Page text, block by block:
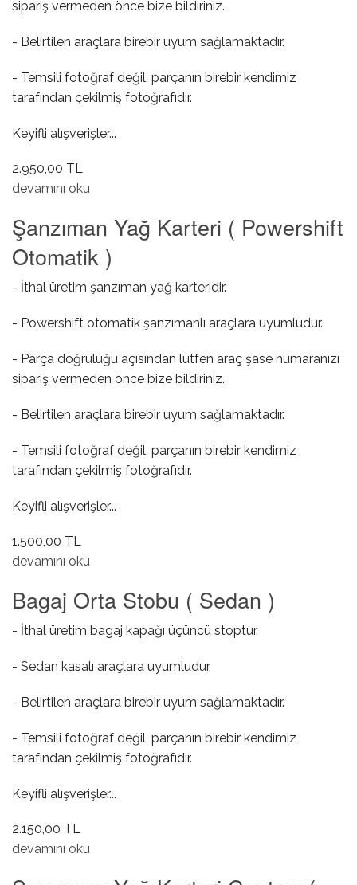
sipariş vermeden önce bize bildiriniz.
- Belirtilen araçlara birebir uyum sağlamaktadır.
- Temsili fotoğraf değil, parçanın birebir kendimiz
tarafından çekilmiş fotoğrafıdır.
Keyifli alışverişler...
2.950,00 TL
Şanzıman Kavrama Dış Kapağı ( Keçeli / Powershift )
devamını oku
Şanzıman Yağ Karteri ( Powershift
Otomatik )
- İthal üretim şanzıman yağ karteridir.
- Powershift otomatik şanzımanlı araçlara uyumludur.
- Parça doğruluğu açısından lütfen araç şase numaranızı
sipariş vermeden önce bize bildiriniz.
- Belirtilen araçlara birebir uyum sağlamaktadır.
- Temsili fotoğraf değil, parçanın birebir kendimiz
tarafından çekilmiş fotoğrafıdır.
Keyifli alışverişler...
1.500,00 TL
Şanzıman Yağ Karteri ( Powershift Otomatik ) hakkında
devamını oku
Bagaj Orta Stobu ( Sedan )
- İthal üretim bagaj kapağı üçüncü stoptur.
- Sedan kasalı araçlara uyumludur.
- Belirtilen araçlara birebir uyum sağlamaktadır.
- Temsili fotoğraf değil, parçanın birebir kendimiz
tarafından çekilmiş fotoğrafıdır.
Keyifli alışverişler...
2.150,00 TL
Bagaj Orta Stobu ( Sedan ) hakkında
devamını oku